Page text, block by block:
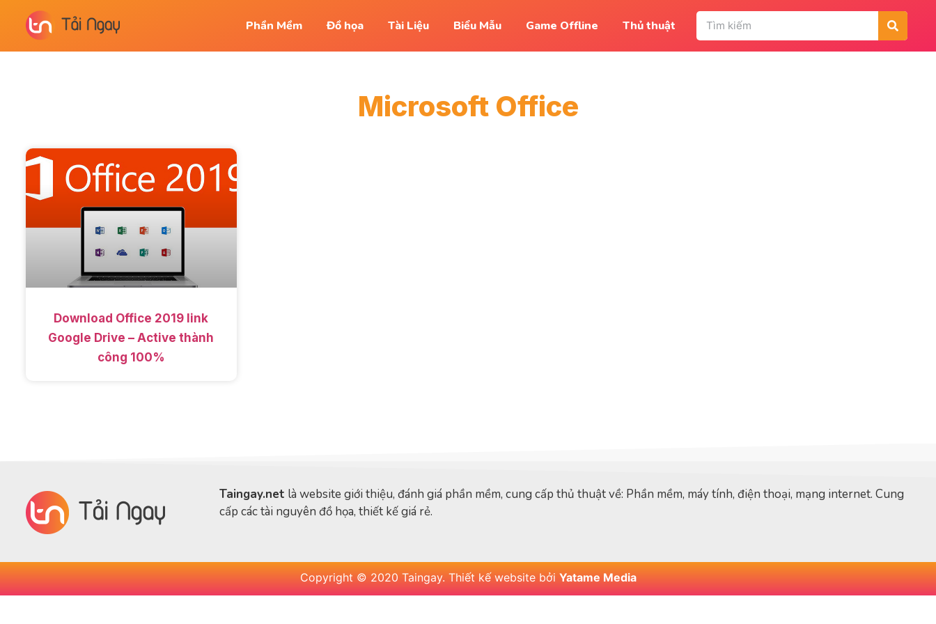
Phần Mềm Đồ họa Tài Liệu Biểu Mẫu Game Offline Thủ thuật
Microsoft Office
Download Office 2019 link
Google Drive – Active thành
công 100%
Taingay.net là website giới thiệu, đánh giá phần mềm, cung cấp thủ thuật về: Phần mềm, máy tính, điện thoại, mạng internet. Cung
cấp các tài nguyên đồ họa, thiết kế giá rẻ.
Copyright © 2020 Taingay. Thiết kế website bởi Yatame Media